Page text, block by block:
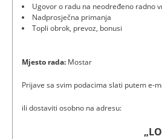
Ugovor o radu na neodređeno radno
Nadprosječna primanja
Topli obrok, prevoz, bonusi
Mjesto rada: Mostar
Prijave sa svim podacima slati putem e-
ili dostaviti osobno na adresu: